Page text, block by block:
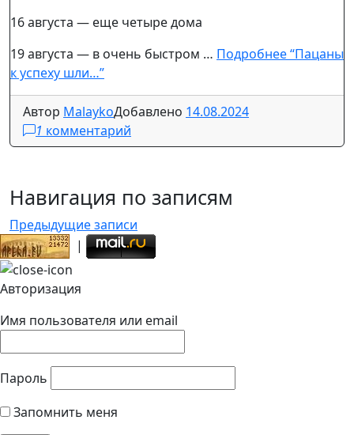
16 августа — еще четыре дома
19 августа — в очень быстром … Подробнее“Пацаны
к успеху шли…”
Автор MalaykoДобавлено 14.08.2024
1 комментарий
Навигация по записям
Предыдущие записи
|
Авторизация
Имя пользователя или email
Пароль
Запомнить меня